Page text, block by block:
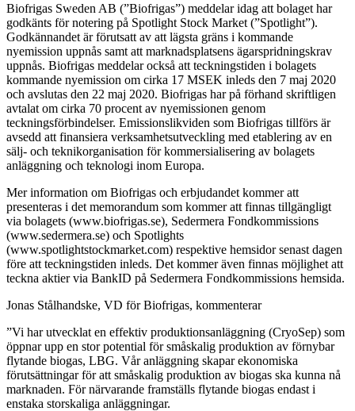
Biofrigas Sweden AB (”Biofrigas”) meddelar idag att bolaget har
godkänts för notering på Spotlight Stock Market (”Spotlight”).
Godkännandet är förutsatt av att lägsta gräns i kommande
nyemission uppnås samt att marknadsplatsens ägarspridningskrav
uppnås. Biofrigas meddelar också att teckningstiden i bolagets
kommande nyemission om cirka 17 MSEK inleds den 7 maj 2020
och avslutas den 22 maj 2020. Biofrigas har på förhand skriftligen
avtalat om cirka 70 procent av nyemissionen genom
teckningsförbindelser. Emissionslikviden som Biofrigas tillförs är
avsedd att finansiera verksamhetsutveckling med etablering av en
sälj- och teknikorganisation för kommersialisering av bolagets
anläggning och teknologi inom Europa.
Mer information om Biofrigas och erbjudandet kommer att
presenteras i det memorandum som kommer att finnas tillgängligt
via bolagets (www.biofrigas.se), Sedermera Fondkommissions
(www.sedermera.se) och Spotlights
(www.spotlightstockmarket.com) respektive hemsidor senast dagen
före att teckningstiden inleds. Det kommer även finnas möjlighet att
teckna aktier via BankID på Sedermera Fondkommissions hemsida.
Jonas Stålhandske, VD för Biofrigas, kommenterar
”Vi har utvecklat en effektiv produktionsanläggning (CryoSep) som
öppnar upp en stor potential för småskalig produktion av förnybar
flytande biogas, LBG. Vår anläggning skapar ekonomiska
förutsättningar för att småskalig produktion av biogas ska kunna nå
marknaden. För närvarande framställs flytande biogas endast i
enstaka storskaliga anläggningar.